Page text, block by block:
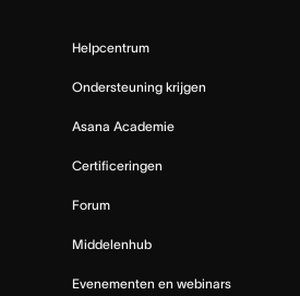
Helpcentrum
Ondersteuning krijgen
Asana Academie
Certificeringen
Forum
Middelenhub
Evenementen en webinars